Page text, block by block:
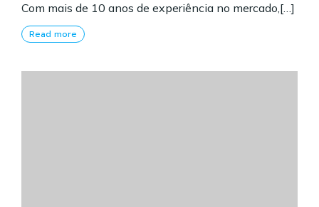
Com mais de 10 anos de experiência no mercado,[…]
Read more